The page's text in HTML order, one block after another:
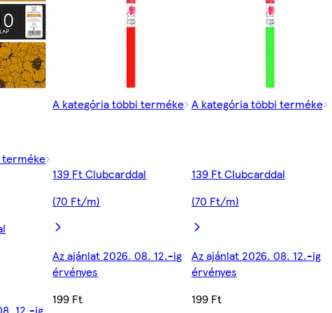
terméke
A kategória többi terméke
139 Ft Clubcarddal
(70 Ft/m)
Az ajánlat 2026. 08. 12.-ig
érvényes
199 Ft
A kategória többi terméke
139 Ft Clubcarddal
(70 Ft/m)
Az ajánlat 2026. 08. 12.-ig
érvényes
199 Ft